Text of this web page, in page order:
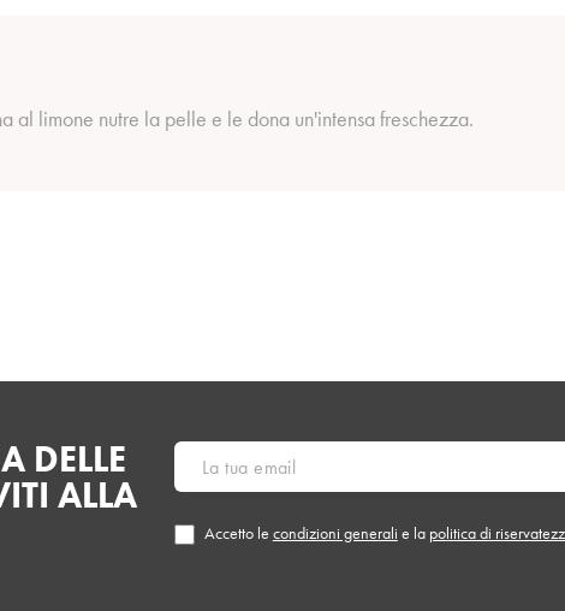
al limone nutre la pelle e le dona un'intensa freschezza.
DELLE
ALLA
Accetto le condizioni generali e la politica di